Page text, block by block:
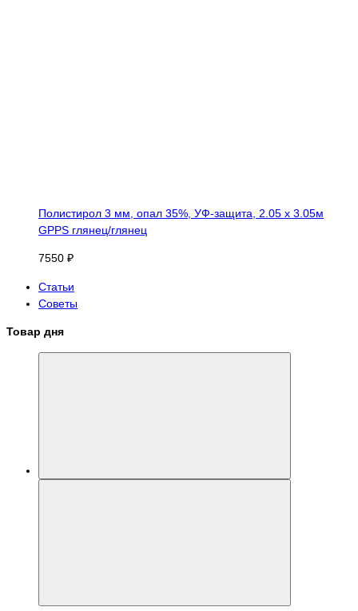
Полистирол 3 мм, опал 35%, УФ-защита, 2.05 х 3.05м
GPPS глянец/глянец
7550 ₽
Статьи
Советы
Товар дня